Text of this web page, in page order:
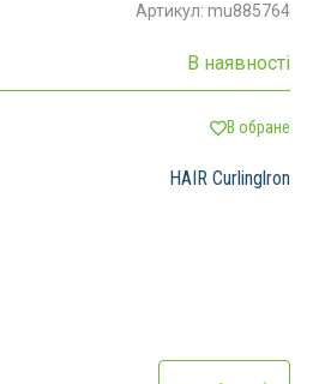
Артикул: mu885764
В наявності
В обране
HAIR Curlinglron